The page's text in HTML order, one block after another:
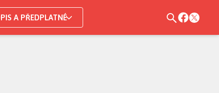
A PŘEDPLATNÉ